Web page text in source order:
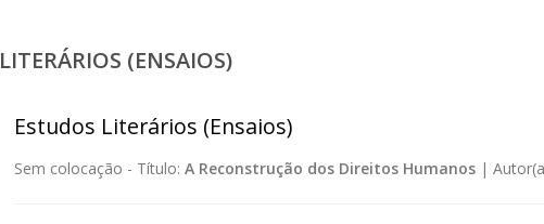
(ENSAIOS)
Estudos Literários (Ensaios)
Sem colocação - Título: A Reconstrução dos Direitos Humanos|